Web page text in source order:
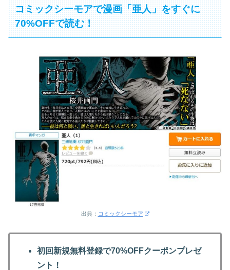
コミックシーモアで漫画「亜人」をすぐに
70%OFFで読む！
出典： コミックシーモア
初回新規無料登録で70%OFFクーポンプレゼ
ント！